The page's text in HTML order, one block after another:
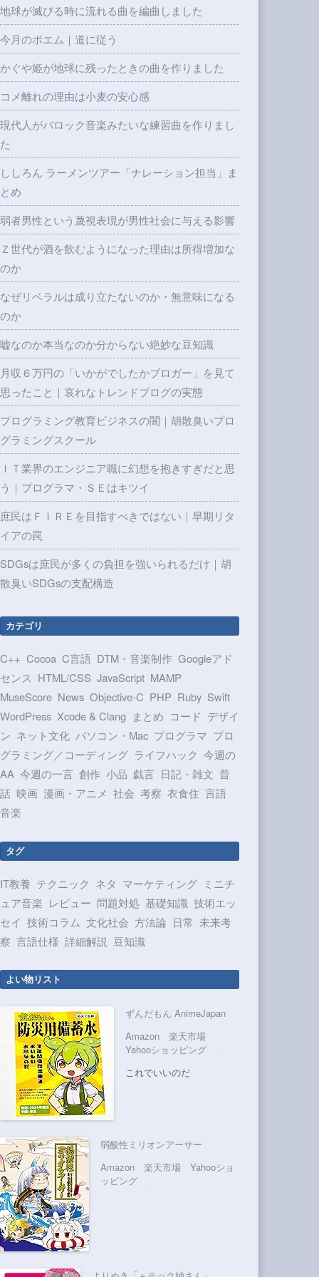
地球が滅びる時に流れる曲を編曲しました
今月のポエム｜道に従う
かぐや姫が地球に残ったときの曲を作りました
コメ離れの理由は小麦の安心感
現代人がバロック音楽みたいな練習曲を作りまし
た
ししろん ラーメンツアー「ナレーション担当」ま
とめ
弱者男性という蔑視表現が男性社会に与える影響
Ｚ世代が酒を飲むようになった理由は所得増加な
のか
なぜリベラルは成り立たないのか・無意味になる
のか
嘘なのか本当なのか分からない絶妙な豆知識
月収６万円の「いかがでしたかブロガー」を見て
思ったこと｜哀れなトレンドブログの実態
プログラミング教育ビジネスの闇｜胡散臭いプロ
グラミングスクール
ＩＴ業界のエンジニア職に幻想を抱きすぎだと思
う｜プログラマ・ＳＥはキツイ
庶民はＦＩＲＥを目指すべきではない｜早期リタ
イアの罠
SDGsは庶民が多くの負担を強いられるだけ｜胡
散臭いSDGsの支配構造
カテゴリ
C++ Cocoa C言語 DTM・音楽制作 Googleアド
センス HTML/CSS JavaScript MAMP
MuseScore News Objective-C PHP Ruby Swift
WordPress Xcode & Clang まとめ コード デザイ
ン ネット文化 パソコン・Mac プログラマ プロ
グラミング／コーディング ライフハック 今週の
AA 今週の一言 創作 小品 戯言 日記・雑文 昔
話 映画 漫画・アニメ 社会 考察 衣食住 言語
音楽
タグ
IT教養 テクニック ネタ マーケティング ミニチ
ュア音楽 レビュー 問題対処 基礎知識 技術エッ
セイ 技術コラム 文化社会 方法論 日常 未来考
察 言語仕様 詳細解説 豆知識
よい物リスト
ずんだもん AnimeJapan
Amazon
楽天市場
Yahooショッピング
これでいいのだ
弱酸性ミリオンアーサー
Amazon
楽天市場
Yahooショ
ッピング